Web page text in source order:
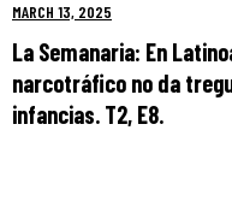
MARCH 13, 2025
La Semanaria: En
narcotráfico no da
infancias. T2, E8.